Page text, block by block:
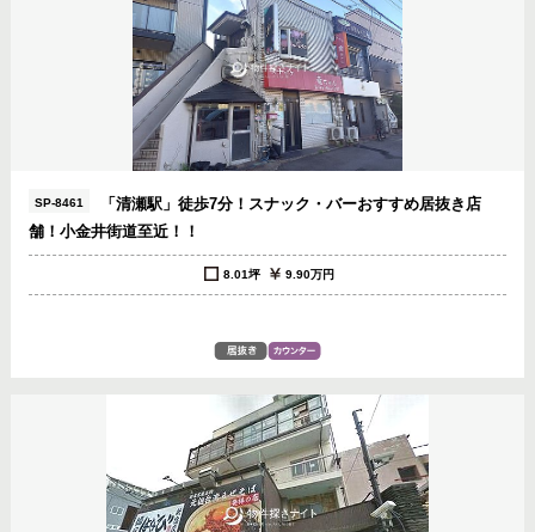
SP-8461
「清瀬駅」徒歩7分！スナック・バーおすすめ居抜き店
舗！小金井街道至近！！
8.01坪 9.90万円